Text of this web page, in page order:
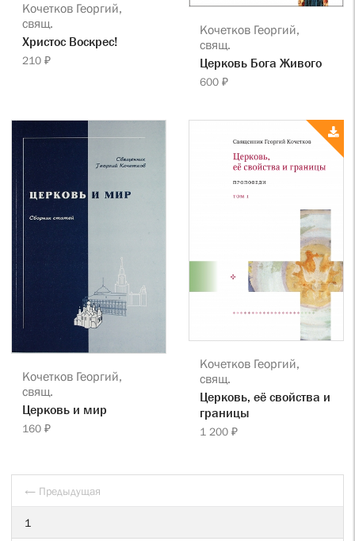
Кочетков Георгий,
свящ.
Христос Воскрес!
210 ₽
Кочетков Георгий,
свящ.
Церковь Бога Живого
600 ₽
Кочетков Георгий,
свящ.
Церковь и мир
160 ₽
Кочетков Георгий,
свящ.
Церковь, её свойства и
границы
1 200 ₽
← Предыдущая
1